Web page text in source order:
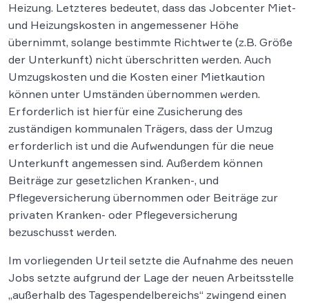
Heizung. Letzteres bedeutet, dass das Jobcenter Miet-
und Heizungskosten in angemessener Höhe
übernimmt, solange bestimmte Richtwerte (z.B. Größe
der Unterkunft) nicht überschritten werden. Auch
Umzugskosten und die Kosten einer Mietkaution
können unter Umständen übernommen werden.
Erforderlich ist hierfür eine Zusicherung des
zuständigen kommunalen Trägers, dass der Umzug
erforderlich ist und die Aufwendungen für die neue
Unterkunft angemessen sind. Außerdem können
Beiträge zur gesetzlichen Kranken-, und
Pflegeversicherung übernommen oder Beiträge zur
privaten Kranken- oder Pflegeversicherung
bezuschusst werden.
Im vorliegenden Urteil setzte die Aufnahme des neuen
Jobs setzte aufgrund der Lage der neuen Arbeitsstelle
„außerhalb des Tagespendelbereichs“ zwingend einen